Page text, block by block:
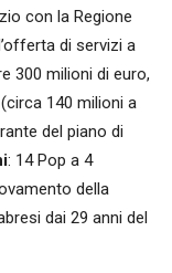
con la Regione
di servizi a
300 milioni di euro,
140 milioni a
del piano di
: 14 Pop a 4
della
dai 29 anni del